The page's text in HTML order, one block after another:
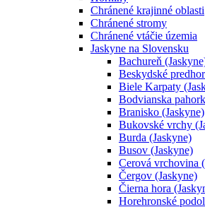
Chránené krajinné oblasti
Chránené stromy
Chránené vtáčie územia
Jaskyne na Slovensku
Bachureň
Beskydské
Biele Karpaty
Bodvianska
Branisko (Jaskyne)
Bukovské vrchy
Burda (Jaskyne)
Busov (Jaskyne)
Cerová vrchovina
Čergov (Jaskyne)
Čierna hora
Horehronské